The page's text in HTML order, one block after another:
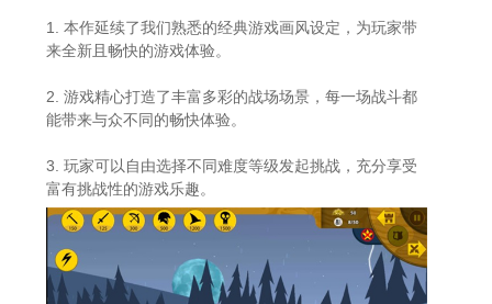
1. 本作延续了我们熟悉的经典游戏画风设定，为玩家带
来全新且畅快的游戏体验。
2. 游戏精心打造了丰富多彩的战场场景，每一场战斗都
能带来与众不同的畅快体验。
3. 玩家可以自由选择不同难度等级发起挑战，充分享受
富有挑战性的游戏乐趣。